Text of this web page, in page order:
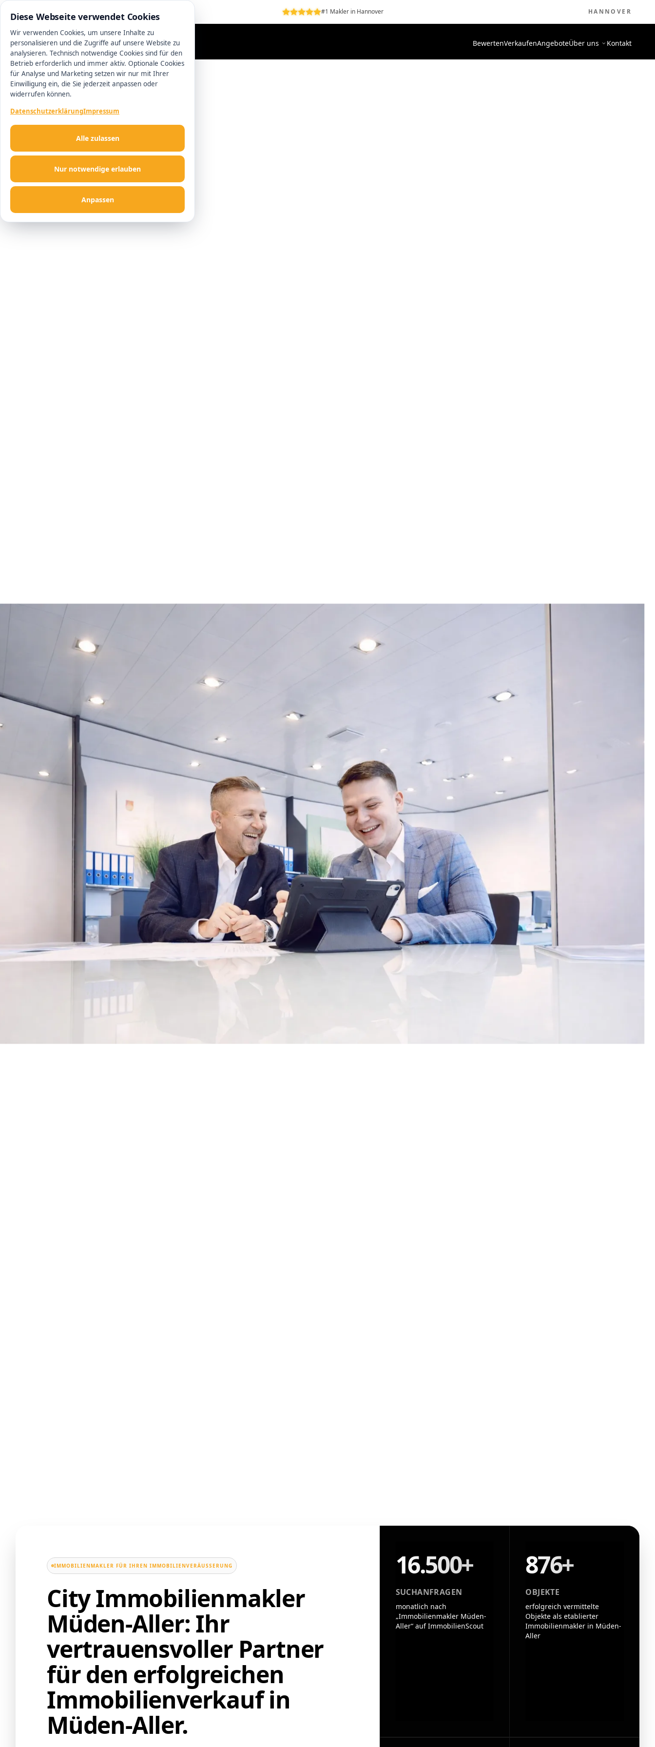
0511 13221100 #1 Makler in Hannover HANNOVER
BewertenVerkaufenAngeboteÜber uns Kontakt
IMMOBILIENMAKLER FÜR IHREN IMMOBILIENVERÄUSSERUNG
City Immobilienmakler
Müden-Aller: Ihr
vertrauensvoller Partner
für den erfolgreichen
Immobilienverkauf in
Müden-Aller.
16.500+
SUCHANFRAGEN
monatlich nach
„Immobilienmakler Müden-
Aller“ auf ImmobilienScout
876+
OBJEKTE
erfolgreich vermittelte
Objekte als etablierter
Immobilienmakler in Müden-
Aller
Diese Webseite verwendet Cookies
Wir verwenden Cookies, um unsere Inhalte zu
personalisieren und die Zugriffe auf unsere Website zu
analysieren. Technisch notwendige Cookies sind für den
Betrieb erforderlich und immer aktiv. Optionale Cookies
für Analyse und Marketing setzen wir nur mit Ihrer
Einwilligung ein, die Sie jederzeit anpassen oder
widerrufen können.
DatenschutzerklärungImpressum
Nur notwendige erlauben
Anpassen
Alle zulassen